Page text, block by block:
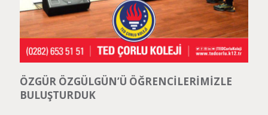
ÖZGÜR ÖZGÜLGÜN’Ü ÖĞRENCİLERİMİZLE
BULUŞTURDUK